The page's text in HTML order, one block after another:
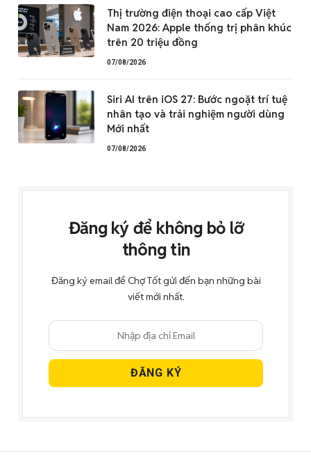
Thị trường điện thoại cao cấp Việt
Nam 2026: Apple thống trị phân khúc
trên 20 triệu đồng
07/08/2026
Siri AI trên iOS 27: Bước ngoặt trí tuệ
nhân tạo và trải nghiệm người dùng
Mới nhất
07/08/2026
Đăng ký để không bỏ lỡ
thông tin
Đăng ký email để Chợ Tốt gửi đến bạn những bài
viết mới nhất.